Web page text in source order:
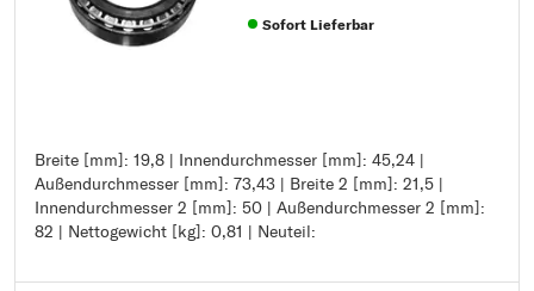
Sofort Lieferbar
Breite [mm]: 19,8 | Innendurchmesser [mm]: 45,24 |
Außendurchmesser [mm]: 73,43 | Breite 2 [mm]: 21,5 |
Innendurchmesser 2 [mm]: 50 | Außendurchmesser 2 [mm]:
82 | Nettogewicht [kg]: 0,81 | Neuteil:
Breite [mm]: 19,8
Innendurchmesser [mm]: 45,24
Außendurchmesser [mm]: 73,43
Breite 2 [mm]: 21,5
Außendurchmesser 2 [mm]: 82